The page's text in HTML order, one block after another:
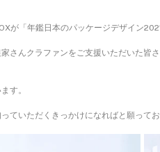
が「年鑑日本のパッケージデザイン
さんクラファンをご支援いただいた皆
す。
ていただくきっかけになればと願ってお